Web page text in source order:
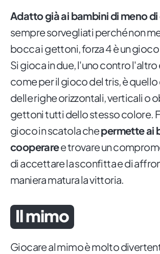
Adatto già ai bambini di meno di
sempre sorvegliati perché non
bocca i gettoni, forza 4 è un
Si gioca in due, l'uno contro
come per il gioco del tris, è
delle righe orizzontali, verticali o
gettoni tutti dello stesso colore.
gioco in scatola chepermette ai
cooperaree trovare un
di accettare la sconfitta e di
maniera matura la vittoria.
Il mimo
Giocare al mimo è molto